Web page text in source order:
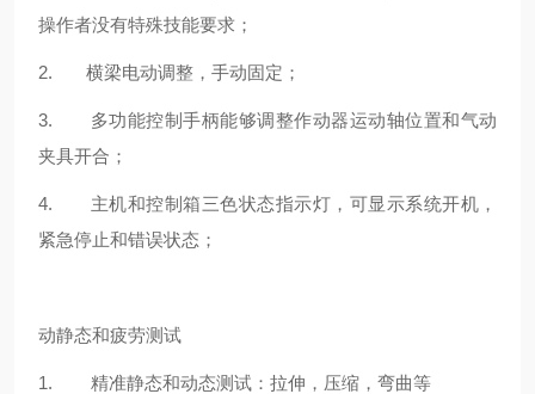
操作者没有特殊技能要求；
2. 横梁电动调整，手动固定；
3. 多功能控制手柄能够调整作动器运动轴位置和气动
夹具开合；
4. 主机和控制箱三色状态指示灯，可显示系统开机，
紧急停止和错误状态；
动静态和疲劳测试
1. 精准静态和动态测试：拉伸，压缩，弯曲等